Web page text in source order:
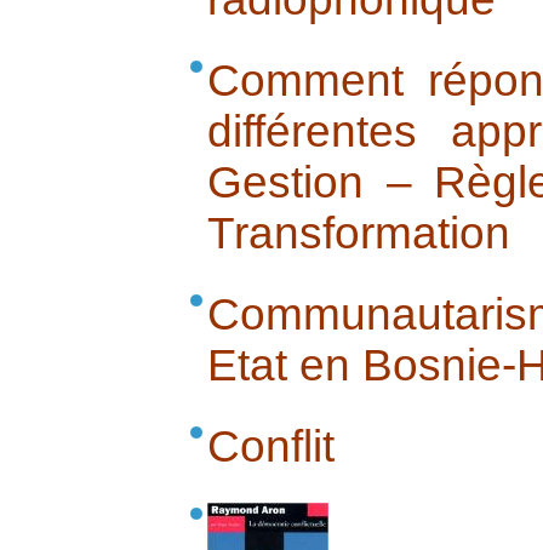
Comment
différentes
Gestion –
Transformation
Etat en Bosnie-
Conflit